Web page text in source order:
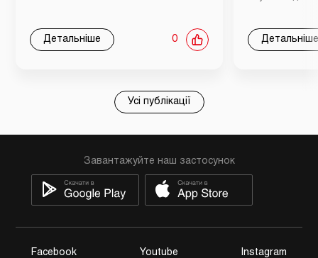
Детальніше 0 Детальніше
Усі публікації
Завантажуйте наш застосунок
Facebook Youtube Instagram